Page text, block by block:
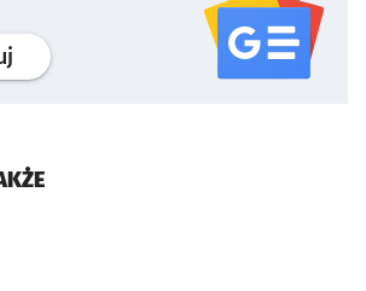
profil serwisu